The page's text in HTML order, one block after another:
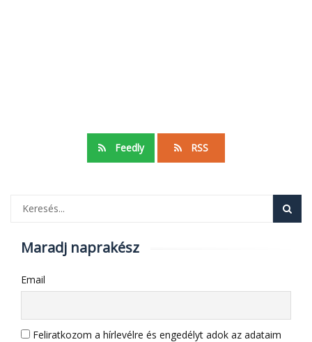
Feedly RSS
Maradj naprakész
Email
Feliratkozom a hírlevélre és engedélyt adok az adataim